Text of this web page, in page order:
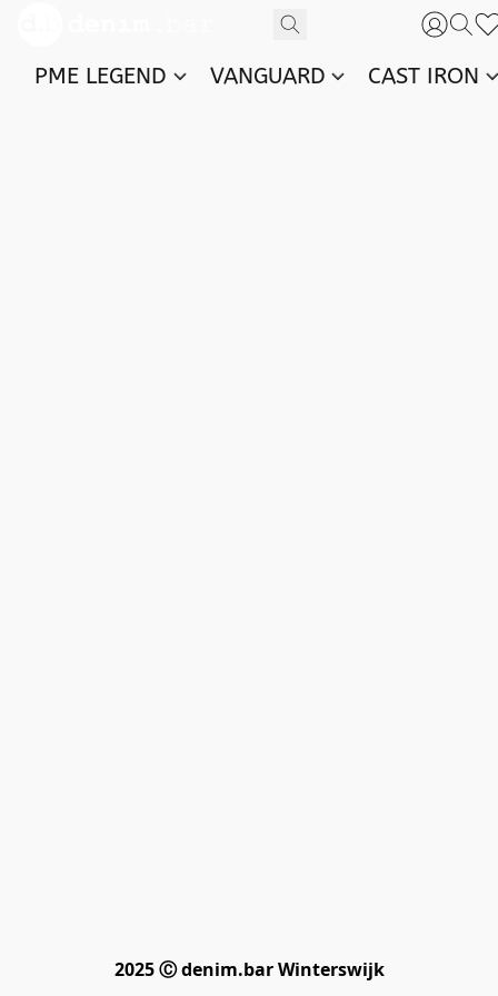
PME LEGEND VANGUARD CAST IRON
2025 Ⓒ denim.bar Winterswijk